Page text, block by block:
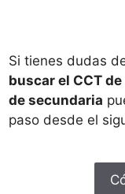
Si tienes dudas
buscar el CCT
de secundaria
paso desde el